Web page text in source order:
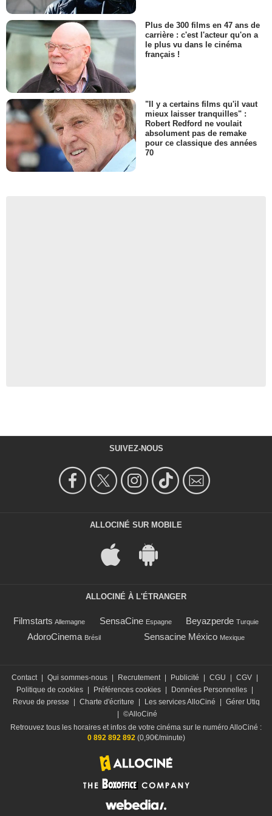
Plus de 300 films en 47 ans de
carrière : c'est l'acteur qu'on a
le plus vu dans le cinéma
français !
"Il y a certains films qu'il vaut
mieux laisser tranquilles" :
Robert Redford ne voulait
absolument pas de remake
pour ce classique des années
70
SUIVEZ-NOUS
ALLOCINÉ SUR MOBILE
ALLOCINÉ À L'ÉTRANGER
Filmstarts Allemagne SensaCine Espagne Beyazperde Turquie
AdoroCinema Brésil Sensacine México Mexique
Contact Qui sommes-nous Recrutement Publicité CGU CGV
Politique de cookies
Préférences cookies Données Personnelles
Revue de presse
Charte d'écriture Les services AlloCiné
Gérer Utiq
©AlloCiné
Retrouvez tous les horaires et infos de votre cinéma sur le numéro AlloCiné :
0 892 892 892(0,90€/minute)